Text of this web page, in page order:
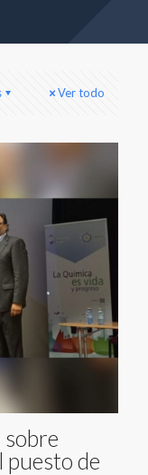
Ver todo
puesto de